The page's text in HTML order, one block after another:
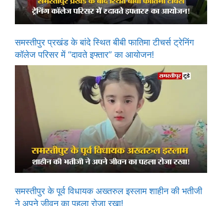
समस्तीपुर प्रखंड के बांदे स्थित बीबी फातिमा टीचर्स ट्रेनिंग
कॉलेज परिसर में “दावते इफ्तार” का आयोजन!
समस्तीपुर के पूर्व विधायक अख्तरुल इस्लाम शाहीन की भतीजी
ने अपने जीवन का पहला रोजा रखा!